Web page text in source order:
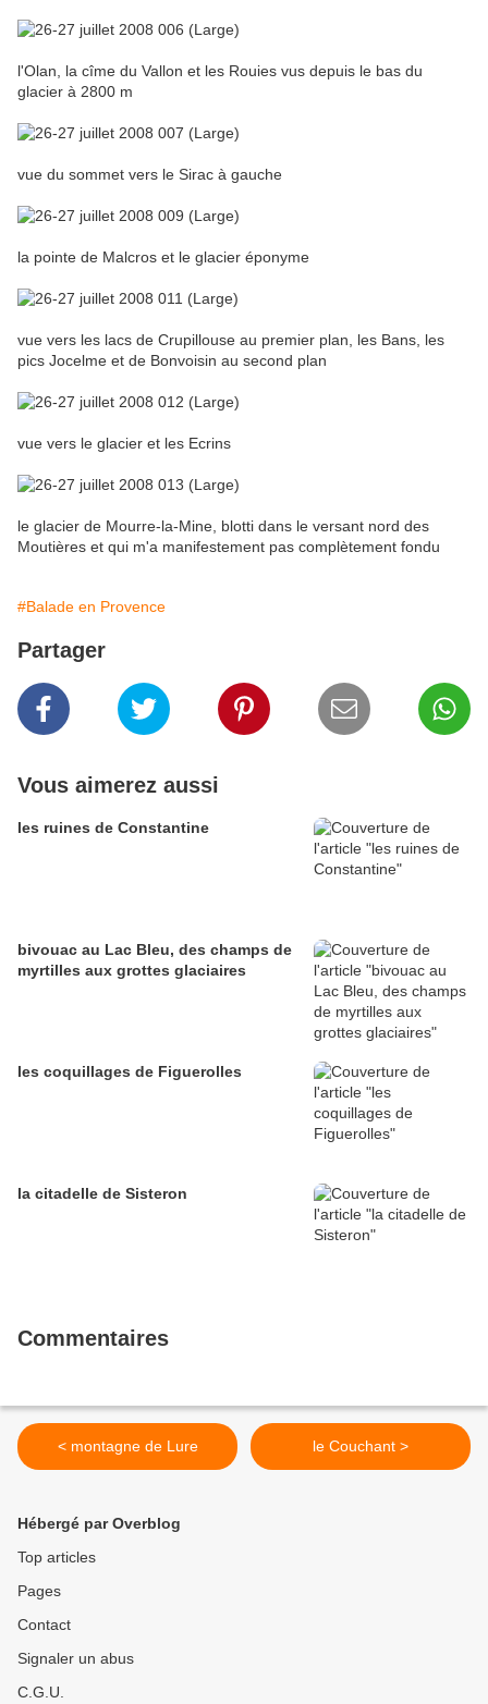
l'Olan, la cîme du Vallon et les Rouies vus depuis le bas du
glacier à 2800 m
vue du sommet vers le Sirac à gauche
la pointe de Malcros et le glacier éponyme
vue vers les lacs de Crupillouse au premier plan, les Bans, les
pics Jocelme et de Bonvoisin au second plan
vue vers le glacier et les Ecrins
le glacier de Mourre-la-Mine, blotti dans le versant nord des
Moutières et qui m'a manifestement pas complètement fondu
#Balade en Provence
Partager
Vous aimerez aussi
les ruines de Constantine
bivouac au Lac Bleu, des champs de
myrtilles aux grottes glaciaires
les coquillages de Figuerolles
la citadelle de Sisteron
Commentaires
< montagne de Lure le Couchant >
Hébergé par Overblog
Top articles
Pages
Contact
Signaler un abus
C.G.U.